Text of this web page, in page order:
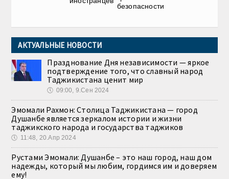
безопасности
АКТУАЛЬНЫЕ НОВОСТИ
Празднование Дня независимости — яркое
подтверждение того, что славный народ
Таджикистана ценит мир
🕔 09:00, 9.Сен 2024
Эмомали Рахмон: Столица Таджикистана — город
Душанбе является зеркалом истории и жизни
таджикского народа и государства таджиков
🕔 11:48, 20.Апр 2024
Рустами Эмомали: Душанбе – это наш город, наш дом
надежды, который мы любим, гордимся им и доверяем
ему!